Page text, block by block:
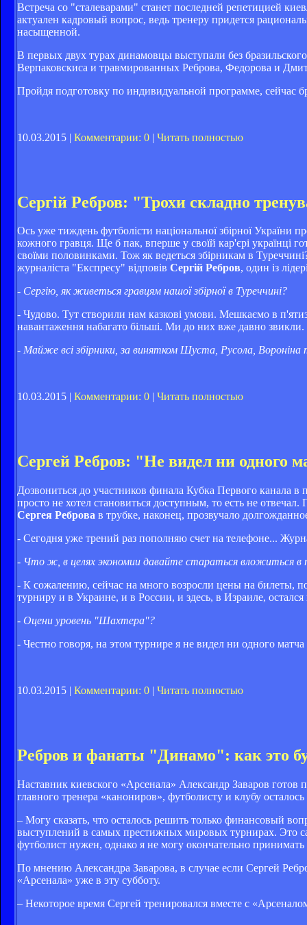
Встреча со "сталеварами" станет последней репетицией
актуален кадровый вопрос, ведь тренеру придется
насыщенной.
В первых двух турах динамовцы выступали без
Верпаковскиса и травмированных Реброва, Федорова и
Пройдя подготовку по индивидуальной программе, сейчас
10.03.2015 | Комментарии: 0 | Читать полностью
Сергій Ребров: "Трохи складно
Ось уже тиждень футболiсти нацiональної збiрної України
кожного гравця. Ще б пак, вперше у своїй кар'єрi українцi
своїми половинками. Тож як ведеться збiрникам в
журналiста "Експресу" вiдповiв Сергiй Ребров, один iз
- Сергiю, як живеться гравцям нашої збiрної в Туреччинi?
- Чудово. Тут створили нам казковi умови. Мешкаємо в
навантаження набагато бiльшi. Ми до них вже давно
- Майже всi збiрники, за винятком Шуста, Русола, Воронiна
10.03.2015 | Комментарии: 0 | Читать полностью
Сергей Ребров: "Не видел ни одного
Дозвониться до участников финала Кубка Первого канала
просто не хотел становиться доступным, то есть не
Сергея Реброва в трубке, наконец, прозвучало
- Сегодня уже трений раз пополняю счет на телефоне...
- Что ж, в целях экономии давайте стараться вложиться в
- К сожалению, сейчас на много возросли цены на билеты,
турниру и в Украине, и в России, и здесь, в Израиле,
- Оцени уровень "Шахтера"?
- Честно говоря, на этом турнире я не видел ни одного
10.03.2015 | Комментарии: 0 | Читать полностью
Ребров и фанаты "Динамо": как это
Наставник киевского «Арсенала» Александр Заваров
главного тренера «канониров», футболисту и клубу
– Могу сказать, что осталось решить только финансовый
выступлений в самых престижных мировых турнирах. Это
футболист нужен, однако я не могу окончательно
По мнению Александра Заварова, в случае если Сергей
«Арсенала» уже в эту субботу.
– Некоторое время Сергей тренировался вместе с